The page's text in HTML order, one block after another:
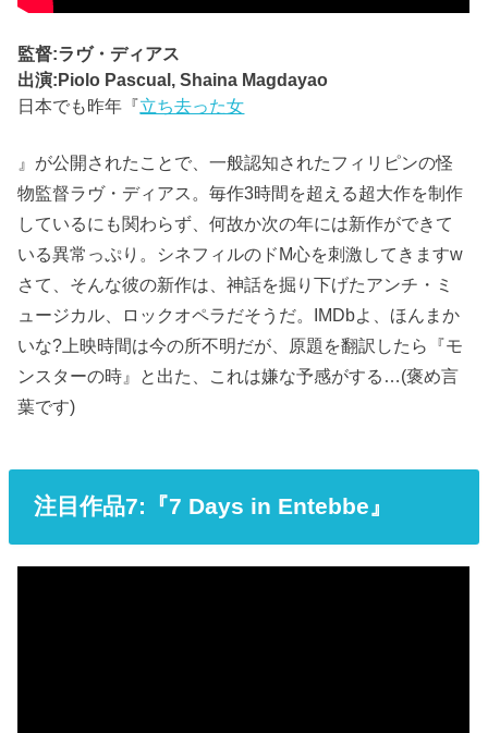
監督:ラヴ・ディアス
出演:Piolo Pascual, Shaina Magdayao
日本でも昨年『立ち去った女
』が公開されたことで、一般認知されたフィリピンの怪
物監督ラヴ・ディアス。毎作3時間を超える超大作を制作
しているにも関わらず、何故か次の年には新作ができて
いる異常っぷり。シネフィルのドM心を刺激してきますw
さて、そんな彼の新作は、神話を掘り下げたアンチ・ミ
ュージカル、ロックオペラだそうだ。IMDbよ、ほんまか
いな?上映時間は今の所不明だが、原題を翻訳したら『モ
ンスターの時』と出た、これは嫌な予感がする…(褒め言
葉です)
注目作品7:『7 Days in Entebbe』